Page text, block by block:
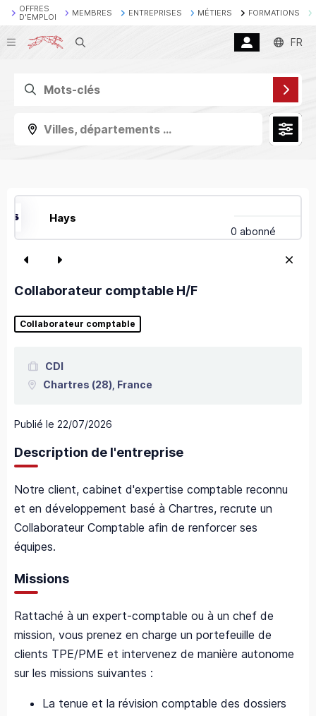
OFFRES
D'EMPLOI
MEMBRES ENTREPRISES MÉTIERS FORMATIONS
Recherche FR
Villes, départements ...
Hays
0 abonné
Collaborateur comptable H/F
Collaborateur comptable
CDI
Chartres (28), France
Publié le 22/07/2026
Description de l'entreprise
Notre client, cabinet d'expertise comptable reconnu
et en développement basé à Chartres, recrute un
Collaborateur Comptable afin de renforcer ses
équipes.
Missions
Rattaché à un expert-comptable ou à un chef de
mission, vous prenez en charge un portefeuille de
clients TPE/PME et intervenez de manière autonome
sur les missions suivantes :
La tenue et la révision comptable des dossiers